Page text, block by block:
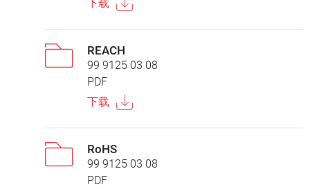
下载
REACH
99 9125 03 08
PDF
下载
RoHS
99 9125 03 08
PDF